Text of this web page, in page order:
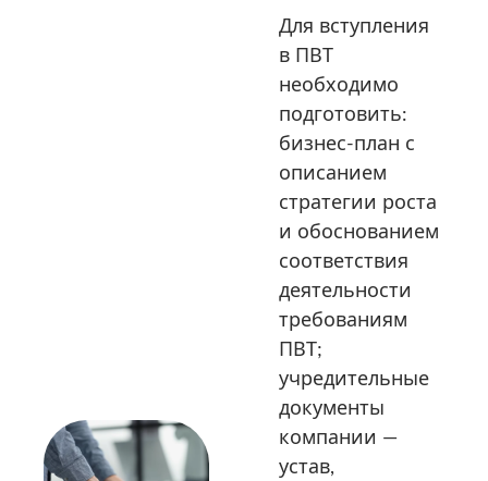
Для вступления
в ПВТ
необходимо
подготовить:
бизнес-план с
описанием
стратегии роста
и обоснованием
соответствия
деятельности
требованиям
ПВТ;
учредительные
документы
компании —
устав,